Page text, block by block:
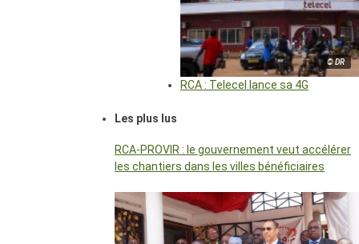
© DR
RCA : Telecel lance sa 4G
Les plus lus
RCA-PROVIR : le gouvernement veut accélérer
les chantiers dans les villes bénéficiaires